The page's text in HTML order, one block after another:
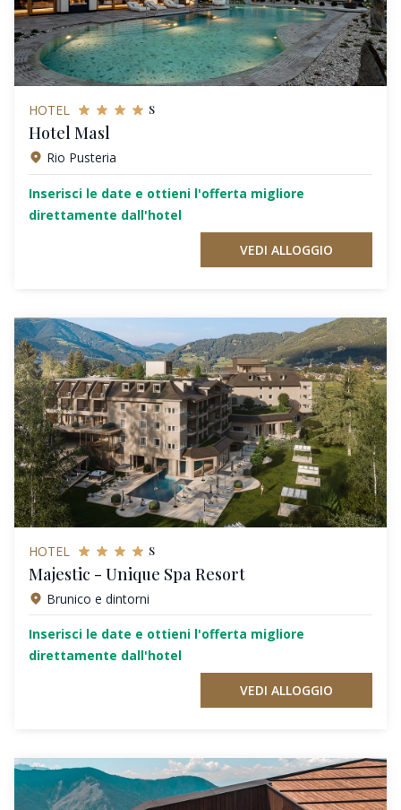
HOTEL s
Hotel Masl
Rio Pusteria
Inserisci le date e ottieni l'offerta migliore
direttamente dall'hotel
VEDI ALLOGGIO
HOTEL s
Majestic - Unique Spa Resort
Brunico e dintorni
Inserisci le date e ottieni l'offerta migliore
direttamente dall'hotel
VEDI ALLOGGIO